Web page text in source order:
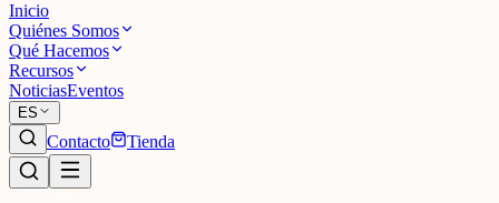
Inicio
Quiénes Somos
Qué Hacemos
Recursos
NoticiasEventos
ES
Contacto Tienda